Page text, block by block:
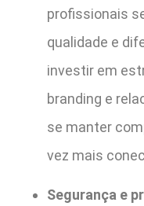
profissionais
qualidade e
investir em
branding e
se manter
vez mais
Segurança e